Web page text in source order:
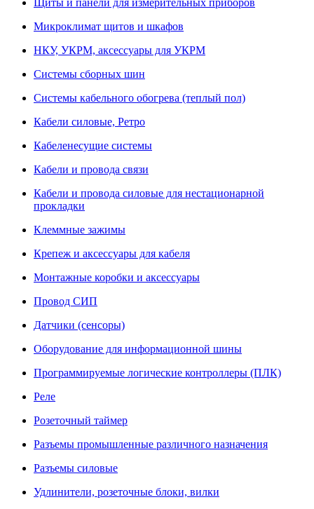
Щиты и панели для измерительных приборов
Микроклимат щитов и шкафов
НКУ, УКРМ, аксессуары для УКРМ
Системы сборных шин
Системы кабельного обогрева (теплый пол)
Кабели силовые, Ретро
Кабеленесущие системы
Кабели и провода связи
Кабели и провода силовые для нестационарной
прокладки
Клеммные зажимы
Крепеж и аксессуары для кабеля
Монтажные коробки и аксессуары
Провод СИП
Датчики (сенсоры)
Оборудование для информационной шины
Программируемые логические контроллеры (ПЛК)
Реле
Розеточный таймер
Разъемы промышленные различного назначения
Разъемы силовые
Удлинители, розеточные блоки, вилки